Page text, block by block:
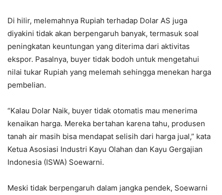
Di hilir, melemahnya Rupiah terhadap Dolar AS juga
diyakini tidak akan berpengaruh banyak, termasuk soal
peningkatan keuntungan yang diterima dari aktivitas
ekspor. Pasalnya, buyer tidak bodoh untuk mengetahui
nilai tukar Rupiah yang melemah sehingga menekan harga
pembelian.
“Kalau Dolar Naik, buyer tidak otomatis mau menerima
kenaikan harga. Mereka bertahan karena tahu, produsen
tanah air masih bisa mendapat selisih dari harga jual,” kata
Ketua Asosiasi Industri Kayu Olahan dan Kayu Gergajian
Indonesia (ISWA) Soewarni.
Meski tidak berpengaruh dalam jangka pendek, Soewarni